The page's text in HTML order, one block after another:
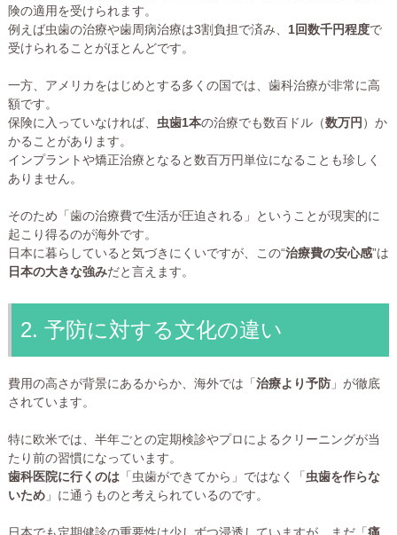
険の適用を受けられます。
例えば虫歯の治療や歯周病治療は3割負担で済み、 1回数千円程度で
受けられることがほとんどです。
一方、アメリカをはじめとする多くの国では、歯科治療が非常に高
額です。
保険に入っていなければ、 虫歯1本の治療でも数百ドル（数万円 ）か
かることがあります。
インプラントや矯正治療となると数百万円単位になることも珍しく
ありません。
そのため「歯の治療費で生活が圧迫される」ということが現実的に
起こり得るのが海外です。
日本に暮らしていると気づきにくいですが、この“治療費の安心感”は
日本の大きな強みだと言えます。
2. 予防に対する文化の違い
費用の高さが背景にあるからか、海外では「 治療より予防」が徹底
されています。
特に欧米では、半年ごとの定期検診やプロによるクリーニングが当
たり前の習慣になっています。
歯科医院に行くのは「虫歯ができてから」ではなく「 虫歯を作らな
いため」に通うものと考えられているのです。
日本でも定期健診の重要性は少しずつ浸透していますが、まだ「 痛